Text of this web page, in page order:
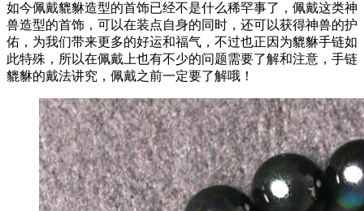
如今佩戴貔貅造型的首饰已经不是什么稀罕事了，佩戴这类神
兽造型的首饰，可以在装点自身的同时，还可以获得神兽的护
佑，为我们带来更多的好运和福气，不过也正因为貔貅手链如
此特殊，所以在佩戴上也有不少的问题需要了解和注意，手链
貔貅的戴法讲究，佩戴之前一定要了解哦！